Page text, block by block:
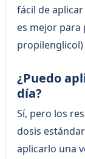
fácil de
es mejor para
propilenglicol)
¿Puedo
día?
Sí, pero los
dosis
aplicarlo una